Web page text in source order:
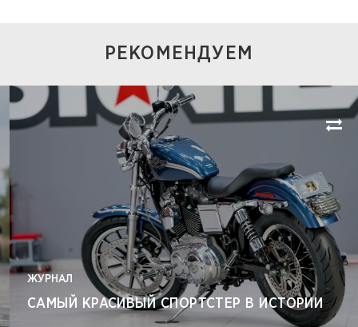
РЕКОМЕНДУЕМ
ЖУРНАЛ
САМЫЙ КРАСИВЫЙ СПОРТСТЕР В ИСТОРИИ